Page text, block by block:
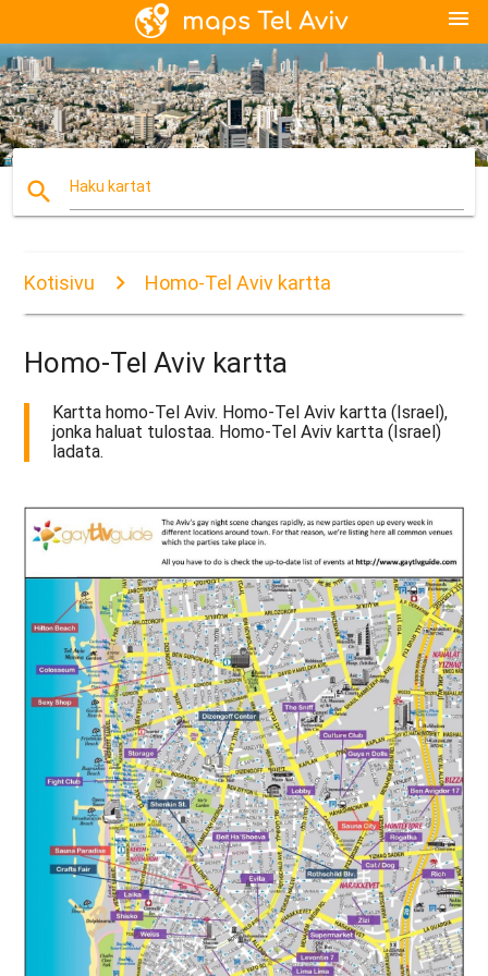
menu
search Haku kartat
Kotisivu Homo-Tel Aviv kartta
Homo-Tel Aviv kartta
Kartta homo-Tel Aviv. Homo-Tel Aviv kartta (Israel),
jonka haluat tulostaa. Homo-Tel Aviv kartta (Israel)
ladata.